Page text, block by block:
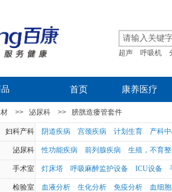
超声 呼吸机
首页 康养医疗
>> 泌尿科 >> 膀胱造瘘管套件
妇科产科 阴道疾病 宫颈疾病 计划生育 产科
泌尿科 性功能疾病 前列腺疾病 生殖，不育
手术室 灯床塔 呼吸麻醉监护设备 ICU设备
检验室 血液分析 生化分析 免疫分析 血细